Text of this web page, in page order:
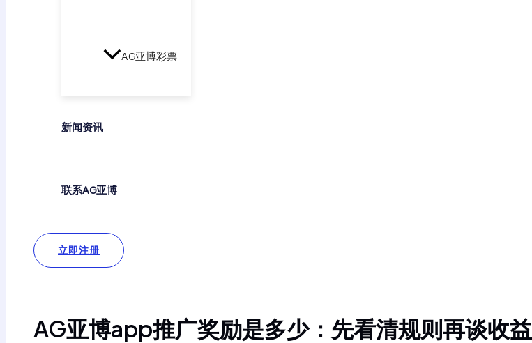
AG亚博彩票
新闻资讯
联系AG亚博
立即注册
AG亚博app推广奖励是多少：先看清规则再谈收益